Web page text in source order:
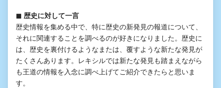
◼︎ 歴史に対して一言
歴史情報を集める中で、特に歴史の新発見の報道について、
それに関連することを調べるのが好きになりました。歴史に
は、歴史を裏付けるようなまたは、覆すような新たな発見が
たくさんあります。レキシルでは新たな発見も踏まえながら
も王道の情報を入念に調べ上げてご紹介できたらと思いま
す。